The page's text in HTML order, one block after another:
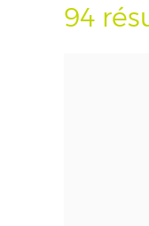
94